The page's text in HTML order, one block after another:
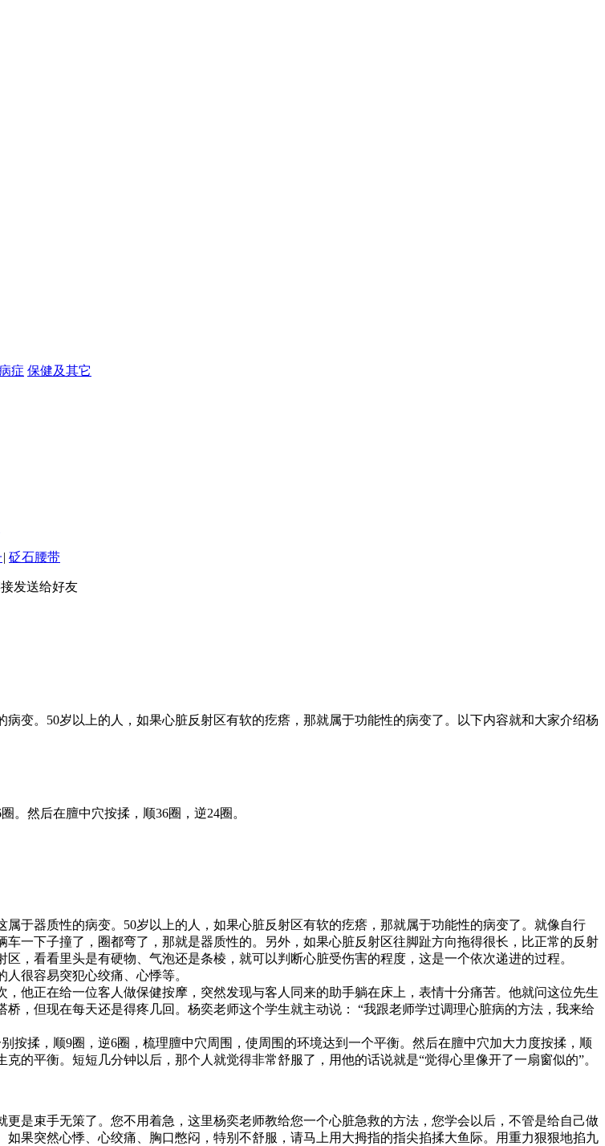
症 保健及其它
| 砭石腰带
发送给好友
变。50岁以上的人，如果心脏反射区有软的疙瘩，那就属于功能性的病变了。以下内容就和大家介绍杨
然后在膻中穴按揉，顺36圈，逆24圈。
于器质性的病变。50岁以上的人，如果心脏反射区有软的疙瘩，那就属于功能性的病变了。就像自行
一下子撞了，圈都弯了，那就是器质性的。另外，如果心脏反射区往脚趾方向拖得很长，比正常的反射
，看看里头是有硬物、气泡还是条棱，就可以判断心脏受伤害的程度，这是一个依次递进的过程。
很容易突犯心绞痛、心悸等。
正在给一位客人做保健按摩，突然发现与客人同来的助手躺在床上，表情十分痛苦。他就问这位先生
，但现在每天还是得疼几回。杨奕老师这个学生就主动说： “我跟老师学过调理心脏病的方法，我来给
揉，顺9圈，逆6圈，梳理膻中穴周围，使周围的环境达到一个平衡。然后在膻中穴加大力度按揉，顺
的平衡。短短几分钟以后，那个人就觉得非常舒服了，用他的话说就是“觉得心里像开了一扇窗似的”。
束手无策了。您不用着急，这里杨奕老师教给您一个心脏急救的方法，您学会以后，不管是给自己做
果突然心悸、心绞痛、胸口憋闷，特别不舒服，请马上用大拇指的指尖掐揉大鱼际。用重力狠狠地掐九